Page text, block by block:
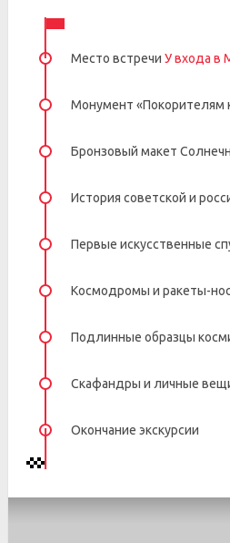
Место встречи У входа в
Монумент «Покорителям
Бронзовый макет
История советской и
Первые искусственные
Космодромы и ракеты-
Подлинные образцы
Скафандры и личные
Окончание экскурсии